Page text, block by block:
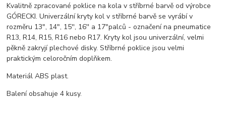
Kvalitně zpracované poklice na kola v stříbrné barvě od výrobce
GÓRECKI. Univerzální kryty kol v stříbrné barvě se vyrábí v
rozměru 13", 14", 15'', 16'' a 17"palců - označení na pneumatice
R13, R14, R15, R16 nebo R17. Kryty kol jsou univerzální, velmi
pěkně zakryjí plechové disky. Stříbrné poklice jsou velmi
praktickým celoročním doplňkem.
Materiál ABS plast.
Balení obsahuje 4 kusy.